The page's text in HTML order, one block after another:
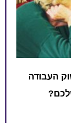
העבודה